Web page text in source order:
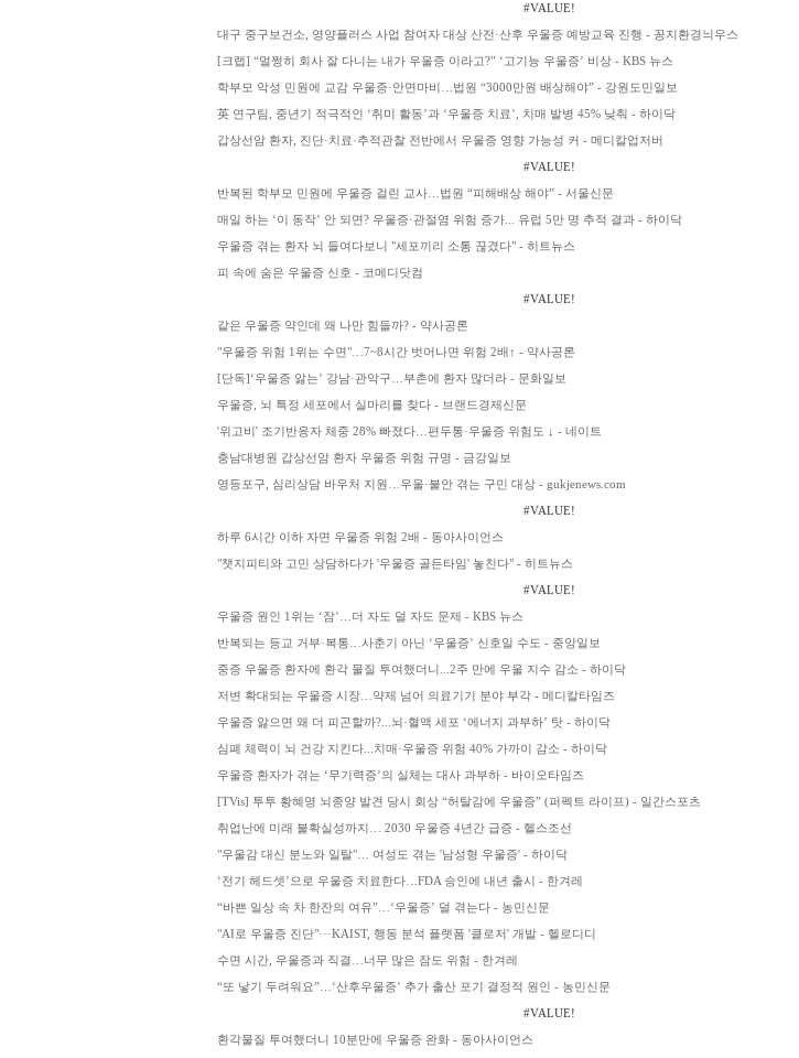
#VALUE!
대구 중구보건소, 영양플러스 사업 참여자 대상 산전·산후 우울증 예방교육 진행 - 꽁지환경늬우스
[크랩] “멀쩡히 회사 잘 다니는 내가 우울증 이라고?” ‘고기능 우울증’ 비상 - KBS 뉴스
학부모 악성 민원에 교감 우울증·안면마비…법원 “3000만원 배상해야” - 강원도민일보
英 연구팀, 중년기 적극적인 ‘취미 활동’과 ‘우울증 치료’, 치매 발병 45% 낮춰 - 하이닥
갑상선암 환자, 진단·치료·추적관찰 전반에서 우울증 영향 가능성 커 - 메디칼업저버
#VALUE!
반복된 학부모 민원에 우울증 걸린 교사…법원 “피해배상 해야” - 서울신문
매일 하는 ‘이 동작’ 안 되면? 우울증·관절염 위험 증가... 유럽 5만 명 추적 결과 - 하이닥
우울증 겪는 환자 뇌 들여다보니 "세포끼리 소통 끊겼다" - 히트뉴스
피 속에 숨은 우울증 신호 - 코메디닷컴
#VALUE!
같은 우울증 약인데 왜 나만 힘들까? - 약사공론
"우울증 위험 1위는 수면"…7~8시간 벗어나면 위험 2배↑ - 약사공론
[단독]‘우울증 앓는’ 강남·관악구…부촌에 환자 많더라 - 문화일보
우울증, 뇌 특정 세포에서 실마리를 찾다 - 브랜드경제신문
'위고비' 조기반응자 체중 28% 빠졌다…편두통·우울증 위험도 ↓ - 네이트
충남대병원 갑상선암 환자 우울증 위험 규명 - 금강일보
영등포구, 심리상담 바우처 지원…우울·불안 겪는 구민 대상 - gukjenews.com
#VALUE!
하루 6시간 이하 자면 우울증 위험 2배 - 동아사이언스
"챗지피티와 고민 상담하다가 '우울증 골든타임' 놓친다" - 히트뉴스
#VALUE!
우울증 원인 1위는 ‘잠’…더 자도 덜 자도 문제 - KBS 뉴스
반복되는 등교 거부·복통…사춘기 아닌 ‘우울증’ 신호일 수도 - 중앙일보
중증 우울증 환자에 환각 물질 투여했더니...2주 만에 우울 지수 감소 - 하이닥
저변 확대되는 우울증 시장…약제 넘어 의료기기 분야 부각 - 메디칼타임즈
우울증 앓으면 왜 더 피곤할까?...뇌·혈액 세포 ‘에너지 과부하’ 탓 - 하이닥
심폐 체력이 뇌 건강 지킨다...치매·우울증 위험 40% 가까이 감소 - 하이닥
우울증 환자가 겪는 ‘무기력증’의 실체는 대사 과부하 - 바이오타임즈
[TVis] 투투 황혜영 뇌종양 발견 당시 회상 “허탈감에 우울증” (퍼펙트 라이프) - 일간스포츠
취업난에 미래 불확실성까지… 2030 우울증 4년간 급증 - 헬스조선
"우울감 대신 분노와 일탈"… 여성도 겪는 '남성형 우울증' - 하이닥
‘전기 헤드셋’으로 우울증 치료한다…FDA 승인에 내년 출시 - 한겨레
“바쁜 일상 속 차 한잔의 여유”…‘우울증’ 덜 겪는다 - 농민신문
"AI로 우울증 진단"···KAIST, 행동 분석 플랫폼 '클로저' 개발 - 헬로디디
수면 시간, 우울증과 직결…너무 많은 잠도 위험 - 한겨레
“또 낳기 두려워요”…‘산후우울증’ 추가 출산 포기 결정적 원인 - 농민신문
#VALUE!
환각물질 투여했더니 10분만에 우울증 완화 - 동아사이언스